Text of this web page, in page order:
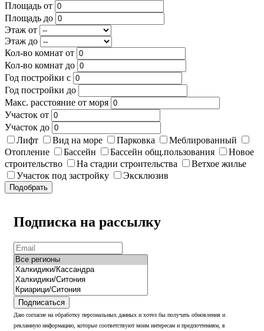
Площадь от
Площадь до
Этаж от
Этаж до
Кол-во комнат от
Кол-во комнат до
Год постройки с
Год постройки до
Макс. расстояние от моря
Участок от
Участок до
Лифт
Вид на море Парковка
Меблированный
Отопление
Бассейн Бассейн общ.пользования
Новое
строительство
На стадии строительства
Ветхое жилье
Участок под застройку
Эксклюзив
Подобрать
Подписка на рассылку
Подписаться
Даю согласие на обработку персональных данных и хотел бы получать обновления и
рекламную информацию, которые соответствуют моим интересам и предпочтениям, в